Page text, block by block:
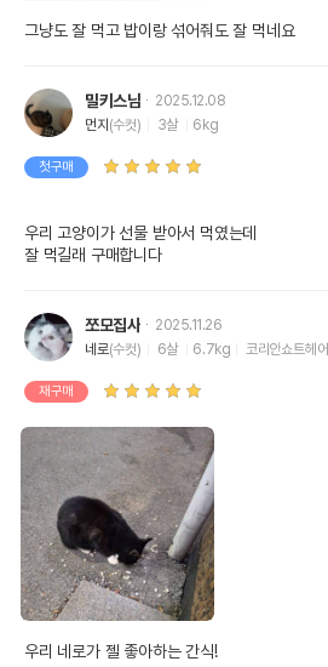
그냥도 잘 먹고 밥이랑 섞어줘도 잘 먹네요
밀키스님
2025.12.08
먼지 (수컷) 3살 6kg
첫구매
우리 고양이가 선물 받아서 먹였는데
잘 먹길래 구매합니다
쪼모집사
2025.11.26
네로(수컷) 6살 6.7kg 코리안쇼트헤어
재구매
우리 네로가 젤 좋아하는 간식!